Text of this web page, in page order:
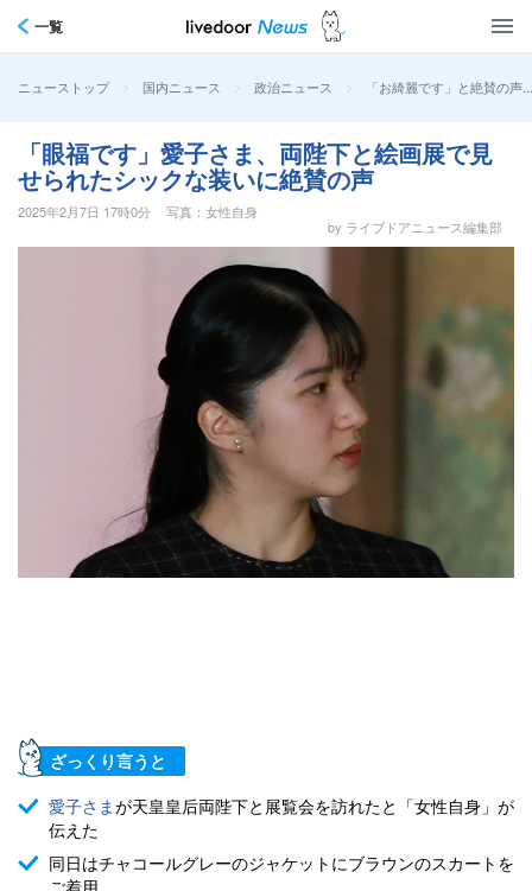
一覧
ニューストップ > 国内ニュース > 政治ニュース > 「お綺麗です」と絶賛の
「眼福です」愛子さま、両陛下と絵画展で見
せられたシックな装いに絶賛の声
2025年2月7日 17時0分
写真：女性自身
by ライブドアニュース編集部
ざっくり言うと
愛子さまが天皇皇后両陛下と展覧会を訪れたと「女性自身」が
伝えた
同日はチャコールグレーのジャケットにブラウンのスカートを
ご着用